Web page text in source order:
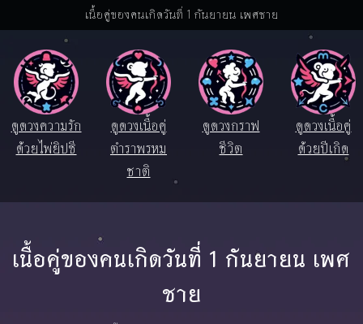
เนื้อคู่ของคนเกิดวันที่ 1 กันยายน เพศชาย
ดูดวงความรัก
ด้วยไพ่ยิปซี
ดูดวงเนื้อคู่
ตำราพรหม
ชาติ
ดูดวงกราฟ
ชีวิต
ดูดวงเนื้อคู่
ด้วยปีเกิด
เนื้อคู่ของคนเกิดวันที่ 1 กันยายน เพศ
ชาย